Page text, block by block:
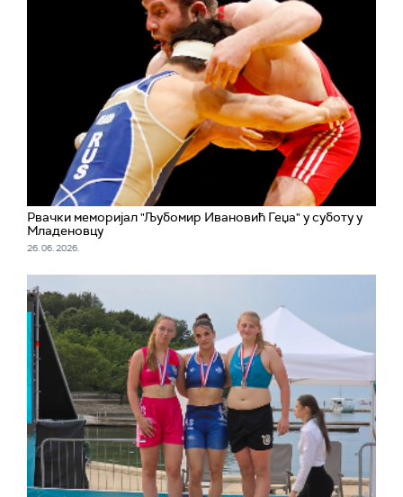
Рвачки меморијал "Љубомир Ивановић Геџа" у суботу у
Младеновцу
26. 06. 2026.